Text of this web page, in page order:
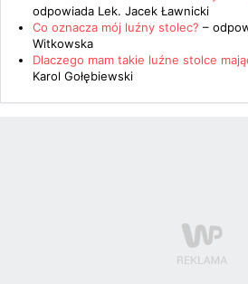
odpowiada Lek. Jacek Ławnicki
Co oznacza mój luźny stolec? –
Witkowska
Dlaczego mam takie luźne stolce
Karol Gołębiewski